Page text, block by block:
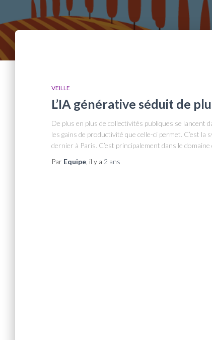
VEILLE
L’IA générative séduit de
De plus en plus de collectivités publiques se lancent
les gains de productivité que celle-ci permet. C’est
dernier à Paris. C’est principalement dans le domaine
Par Equipe , il y a 2 ans